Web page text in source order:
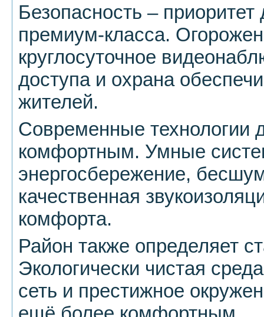
Безопасность –
премиум-класса.
круглосуточное
доступа и охрана
жителей.
Современные технологии
комфортным. Умные
энергосбережение,
качественная
комфорта.
Район также определяет
Экологически чистая
сеть и престижное